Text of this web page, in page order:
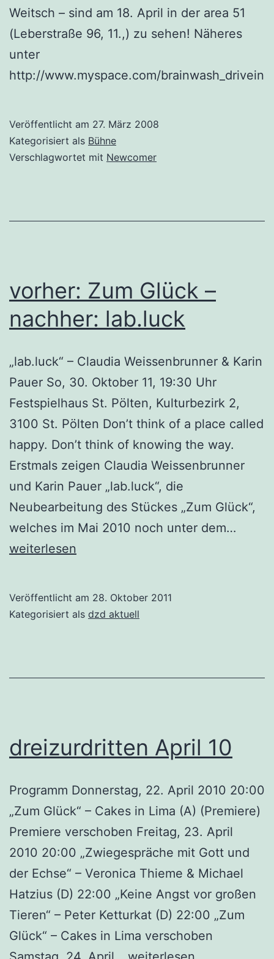
Weitsch – sind am 18. April in der area 51
(Leberstraße 96, 11.,) zu sehen! Näheres
unter
http://www.myspace.com/brainwash_drivein
Veröffentlicht am 27. März 2008
Kategorisiert als Bühne
Verschlagwortet mit Newcomer
vorher: Zum Glück –
nachher: lab.luck
„lab.luck“ – Claudia Weissenbrunner & Karin
Pauer So, 30. Oktober 11, 19:30 Uhr
Festspielhaus St. Pölten, Kulturbezirk 2,
3100 St. Pölten Don’t think of a place called
happy. Don’t think of knowing the way.
Erstmals zeigen Claudia Weissenbrunner
und Karin Pauer „lab.luck“, die
Neubearbeitung des Stückes „Zum Glück“,
welches im Mai 2010 noch unter dem…
weiterlesen
Veröffentlicht am 28. Oktober 2011
Kategorisiert als dzd aktuell
dreizurdritten April 10
Programm Donnerstag, 22. April 2010 20:00
„Zum Glück“ – Cakes in Lima (A) (Premiere)
Premiere verschoben Freitag, 23. April
2010 20:00 „Zwiegespräche mit Gott und
der Echse“ – Veronica Thieme & Michael
Hatzius (D) 22:00 „Keine Angst vor großen
Tieren“ – Peter Ketturkat (D) 22:00 „Zum
Glück“ – Cakes in Lima verschoben
dreizurdritten